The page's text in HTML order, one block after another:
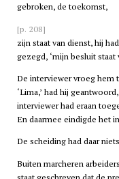
gebroken, de toekomst,
[p. 208]
zijn staat van dienst, hij
gezegd, ‘mijn besluit staat
De interviewer vroeg hem
‘Lima,’ had hij
interviewer had eraan
En daarmee eindigde het
De scheiding had daar
Buiten marcheren